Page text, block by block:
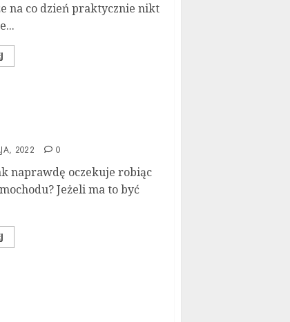
na co dzień praktycznie nikt
2022 0
naprawdę oczekuje robiąc
Jeżeli ma to być